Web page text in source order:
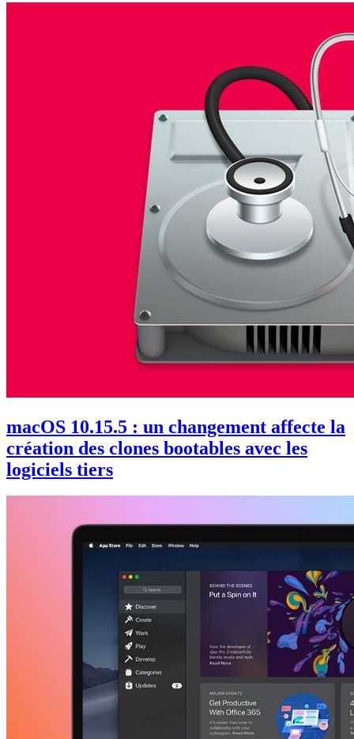
macOS 10.15.5 : un changement affecte la
création des clones bootables avec les
logiciels tiers